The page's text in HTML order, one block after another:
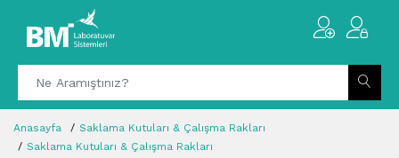
Anasayfa
Saklama Kutuları & Çalışma Rakları
Saklama Kutuları & Çalışma Rakları